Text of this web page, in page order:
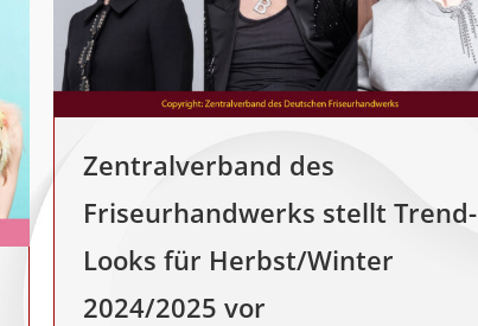
Zentralverband des
Friseurhandwerks stellt Trend-
Looks für Herbst/Winter
2024/2025 vor